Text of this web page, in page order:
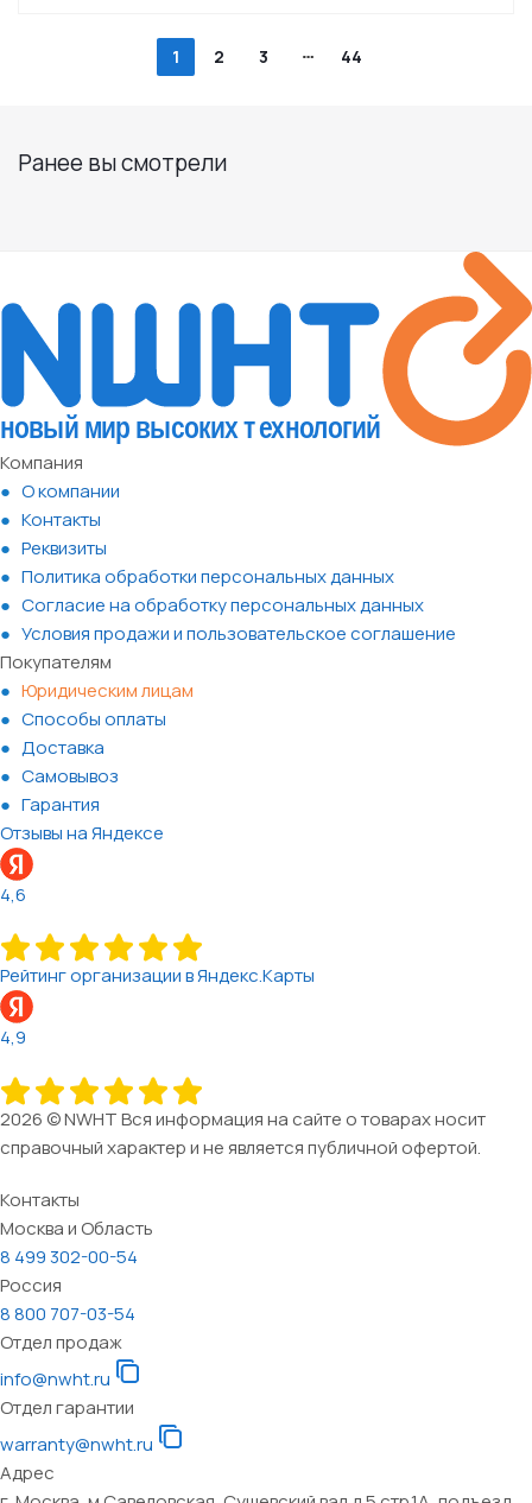
1 2 3 44
Ранее вы смотрели
Компания
О компании
Контакты
Реквизиты
Политика обработки персональных данных
Согласие на обработку персональных данных
Условия продажи и пользовательское соглашение
Покупателям
Юридическим лицам
Способы оплаты
Доставка
Самовывоз
Гарантия
Отзывы на Яндексе
4,6
Рейтинг организации в Яндекс.Карты
4,9
2026 © NWHT Вся информация на сайте о товарах носит
справочный характер и не является публичной офертой.
Контакты
Москва и Область
8 499 302-00-54
Россия
8 800 707-03-54
Отдел продаж
info@nwht.ru
Отдел гарантии
warranty@nwht.ru
Адрес